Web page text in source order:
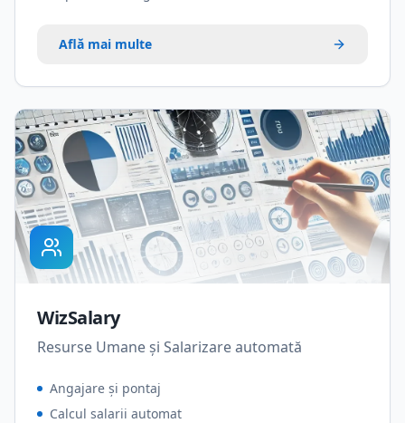
Află mai multe
WizSalary
Resurse Umane și Salarizare automată
Angajare și pontaj
Calcul salarii automat